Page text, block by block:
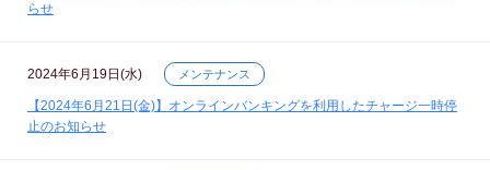
らせ
2024年6月19日(水) メンテナンス
【2024年6月21日(金)】オンラインバンキングを利用したチャージ一時停
止のお知らせ